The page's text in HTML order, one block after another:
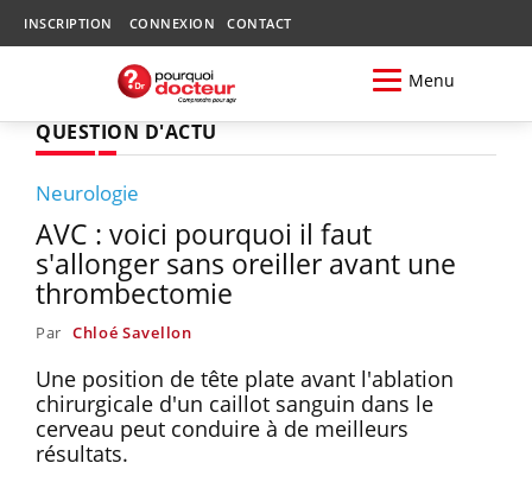
INSCRIPTION CONNEXION CONTACT
Menu
QUESTION D'ACTU
Neurologie
AVC : voici pourquoi il faut
s'allonger sans oreiller avant une
thrombectomie
Par Chloé Savellon
Une position de tête plate avant l'ablation
chirurgicale d'un caillot sanguin dans le
cerveau peut conduire à de meilleurs
résultats.